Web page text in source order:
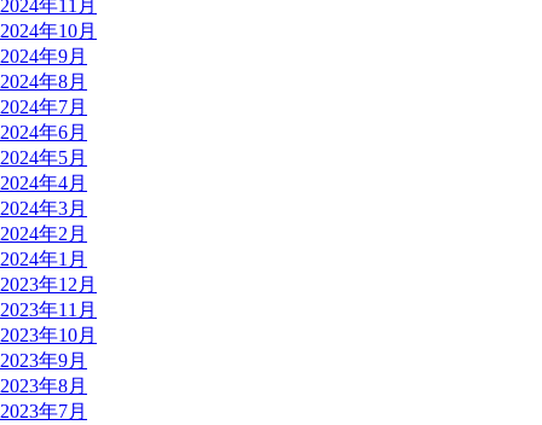
2024年11月
2024年10月
2024年9月
2024年8月
2024年7月
2024年6月
2024年5月
2024年4月
2024年3月
2024年2月
2024年1月
2023年12月
2023年11月
2023年10月
2023年9月
2023年8月
2023年7月